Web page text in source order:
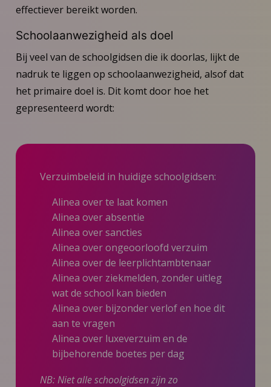
effectiever bereikt worden.
Schoolaanwezigheid als doel
Bij veel van de schoolgidsen die ik doorlas, lijkt de
nadruk te liggen op schoolaanwezigheid, alsof dat
het primaire doel is. Dit komt door hoe het
gepresenteerd wordt:
Verzuimbeleid in huidige schoolgidsen:
Alinea over te laat komen
Alinea over absentie
Alinea over sancties
Alinea over ongeoorloofd verzuim
Alinea over de leerplichtambtenaar
Alinea over ziekmelden, zonder uitleg
wat de school kan bieden
Alinea over bijzonder verlof en hoe dit
aan te vragen
Alinea over luxeverzuim en de
bijbehorende boetes per dag
NB: Niet alle schoolgidsen zijn zo